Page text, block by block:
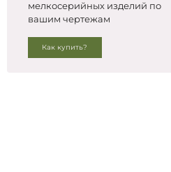
мелкосерийных изделий по
вашим чертежам
Как купить?